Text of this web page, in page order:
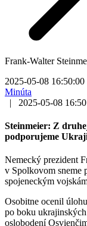
Frank-Walter
2025-05-08 16:50:00
Minúta
|
2025-05-08
Steinmeier: Z
podporujeme
Nemecký prezident
v Spolkovom sneme
spojeneckým
Osobitne ocenil
po boku
oslobodení